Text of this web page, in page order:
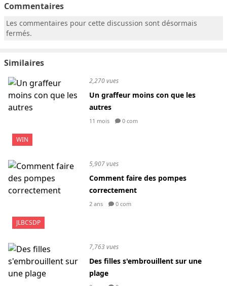
Commentaires
Les commentaires pour cette discussion sont désormais
fermés.
Similaires
WIN
2,270 vues
Un graffeur moins con que les
autres
11 mois 0 com
JLBCSDP
5,907 vues
Comment faire des pompes
correctement
2 ans 0 com
7,763 vues
Des filles s'embrouillent sur une
plage